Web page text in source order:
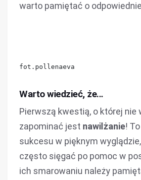
warto pamiętać o
fot.pollenaeva
Warto wiedzieć, że...
Pierwszą kwestią, o której nie
zapominać jest nawilżanie!
sukcesu w pięknym
często sięgać po pomoc w
ich smarowaniu należy